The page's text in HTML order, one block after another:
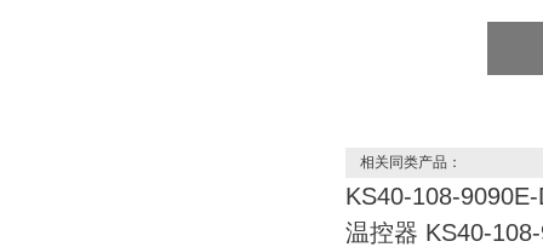
相关同类产品：
KS40-108-
温控器 KS40-